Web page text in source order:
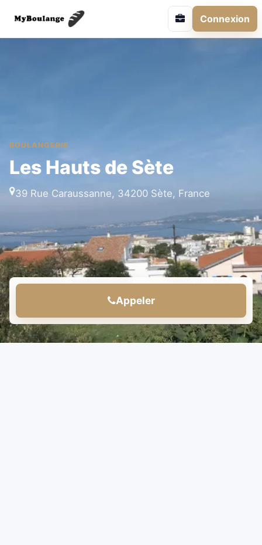
Connexion
BOULANGERIE
Les Hauts de Sète
39 Rue Caraussanne, 34200 Sète, France
Appeler